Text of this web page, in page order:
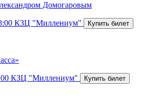
Домогаровым
КЗЦ "Миллениум"
КЗЦ "Миллениум"